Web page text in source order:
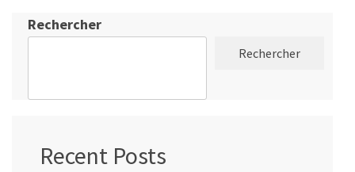
Rechercher
Rechercher
Recent Posts